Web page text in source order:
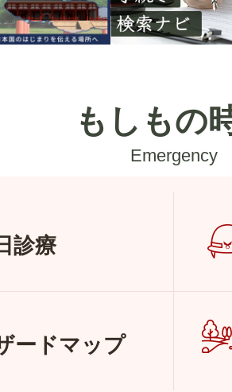
もしもの
Emergency
診療
ードマップ